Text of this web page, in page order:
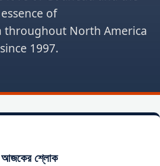
essence of
throughout North America
since 1997.
আজকের শ্লোক